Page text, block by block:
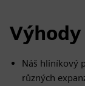
Výhody
Náš hliníkový
různých